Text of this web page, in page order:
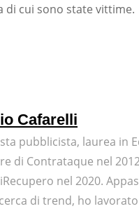
cui sono state vittime.
Cafarelli
pubblicista, laurea in
di Contrataque nel
nel 2020.
di trend, ho